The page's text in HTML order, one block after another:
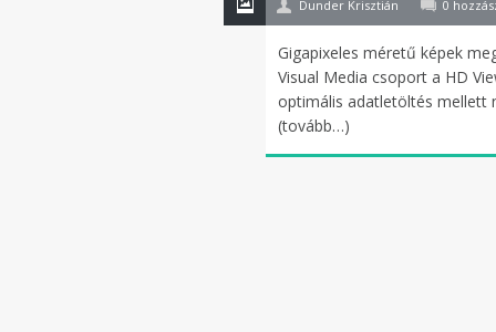
Dunder Krisztián 0
Gigapixeles méretű képek
Visual Media csoport a HD
optimális adatletöltés mellett
(tovább…)